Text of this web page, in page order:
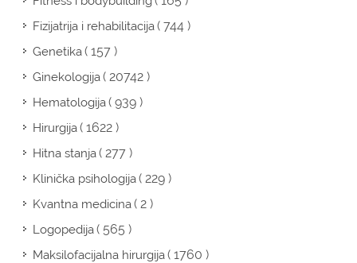
Fizijatrija i rehabilitacija( 744 )
Genetika( 157 )
Ginekologija( 20742 )
Hematologija( 939 )
Hirurgija( 1622 )
Hitna stanja( 277 )
Klinička psihologija( 229 )
Kvantna medicina( 2 )
Logopedija( 565 )
Maksilofacijalna hirurgija( 1760 )